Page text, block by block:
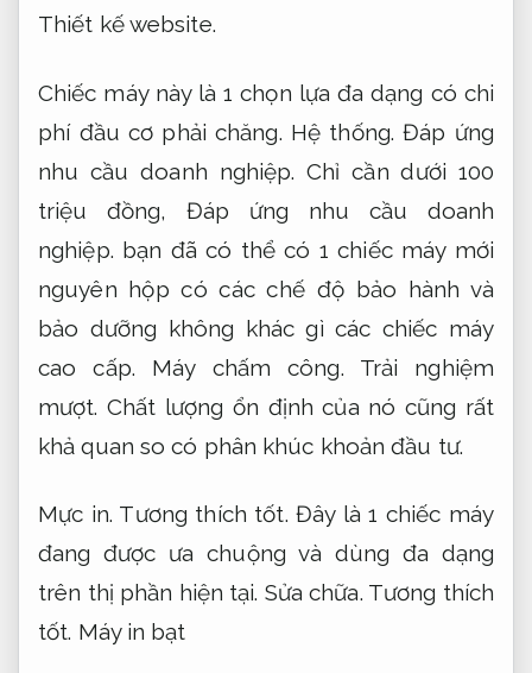
Thiết kế website.
Chiếc máy này là 1 chọn lựa đa dạng có chi
phí đầu cơ phải chăng. Hệ thống. Đáp ứng
nhu cầu doanh nghiệp. Chỉ cần dưới 100
triệu đồng,Đáp ứng nhu cầu doanh
nghiệp. bạn đã có thể có 1 chiếc máy mới
nguyên hộp có các chế độ bảo hành và
bảo dưỡng không khác gì các chiếc máy
cao cấp. Máy chấm công.
Trải nghiệm
mượt. Chất lượng ổn định của nó cũng rất
khả quan so có phân khúc khoản đầu tư.
Mực in. Tương thích tốt. Đây là 1 chiếc máy
đang được ưa chuộng và dùng đa dạng
trên thị phần hiện tại. Sửa chữa. Tương thích
tốt. Máy in bạt